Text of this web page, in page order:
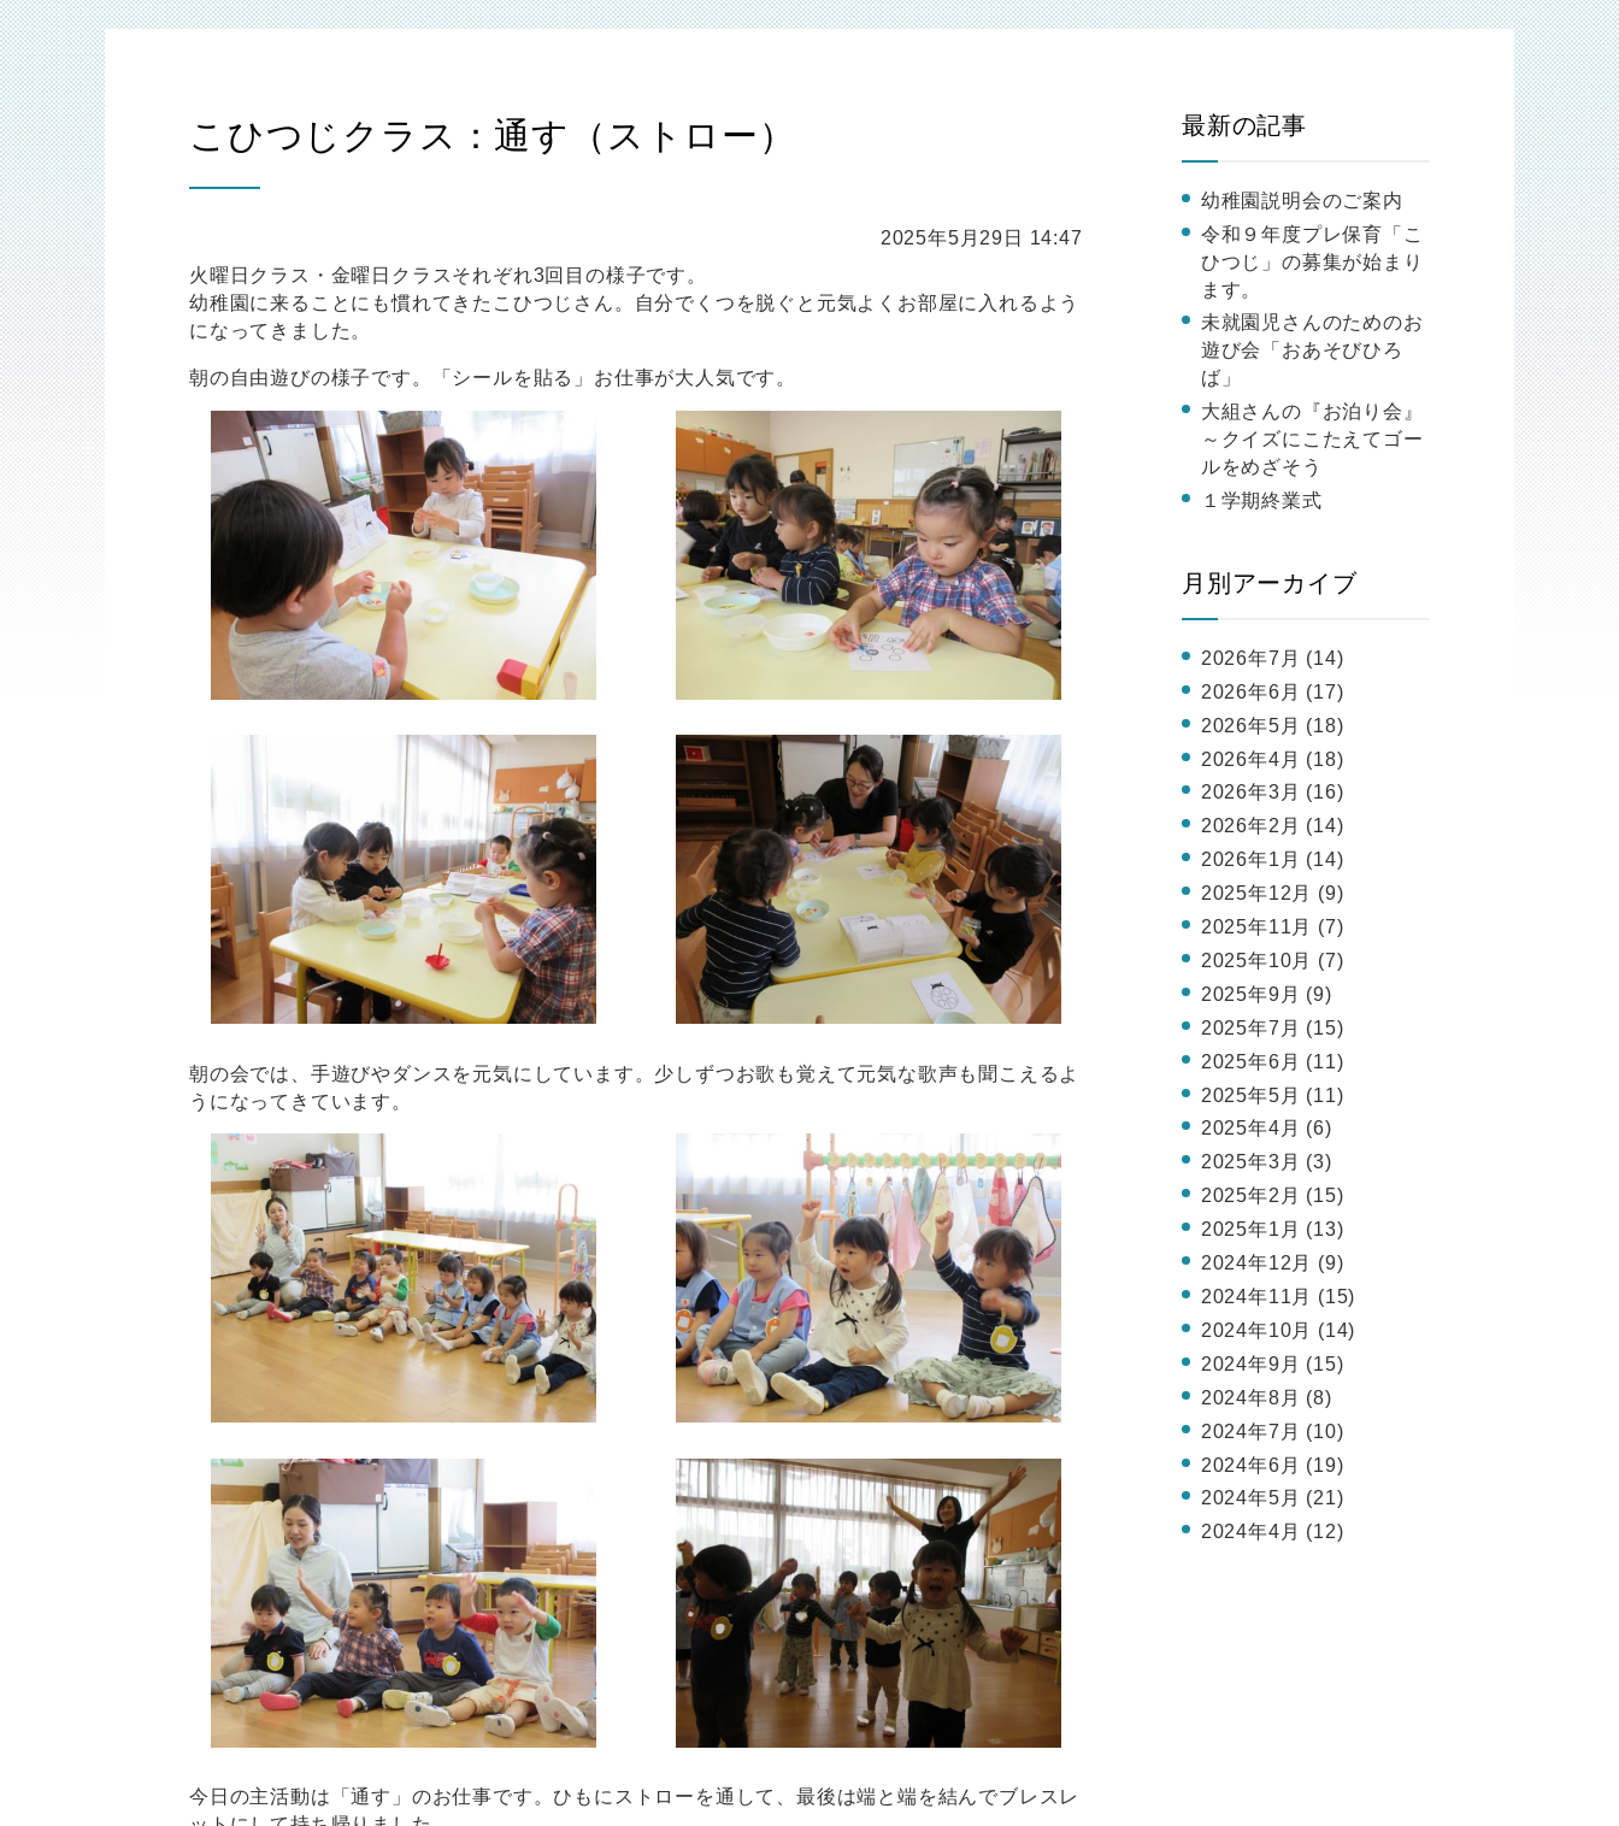
こひつじクラス：通す（ストロー）
2025年5月29日 14:47
火曜日クラス・金曜日クラスそれぞれ3回目の様子です。
幼稚園に来ることにも慣れてきたこひつじさん。自分でくつを脱ぐと元気よくお部屋に入れるよう
になってきました。
朝の自由遊びの様子です。「シールを貼る」お仕事が大人気です。
朝の会では、手遊びやダンスを元気にしています。少しずつお歌も覚えて元気な歌声も聞こえるよ
うになってきています。
今日の主活動は「通す」のお仕事です。ひもにストローを通して、最後は端と端を結んでブレスレ
最新の記事
幼稚園説明会のご案内
令和９年度プレ保育「こ
ひつじ」の募集が始まり
ます。
未就園児さんのためのお
遊び会「おあそびひろ
ば」
大組さんの『お泊り会』
～クイズにこたえてゴー
ルをめざそう
１学期終業式
月別アーカイブ
2026年7月 (14)
2026年6月 (17)
2026年5月 (18)
2026年4月 (18)
2026年3月 (16)
2026年2月 (14)
2026年1月 (14)
2025年12月 (9)
2025年11月 (7)
2025年10月 (7)
2025年9月 (9)
2025年7月 (15)
2025年6月 (11)
2025年5月 (11)
2025年4月 (6)
2025年3月 (3)
2025年2月 (15)
2025年1月 (13)
2024年12月 (9)
2024年11月 (15)
2024年10月 (14)
2024年9月 (15)
2024年8月 (8)
2024年7月 (10)
2024年6月 (19)
2024年5月 (21)
2024年4月 (12)